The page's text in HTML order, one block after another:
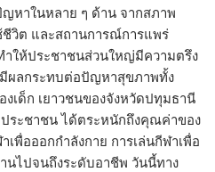
หาในหลาย ๆ ด้าน จากสภาพ
วิต และสถานการณ์การแพร่
ให้ประชาชนส่วนใหญ่มีความตรึง
ผลกระทบต่อปัญหาสุขภาพทั้ง
เด็ก เยาวชนของจังหวัดปทุมธานี
ประชาชน ได้ตระหนักถึงคุณค่าของ
เพื่อออกกำลังกาย การเล่นกีฬาเพื่อ
ไปจนถึงระดับอาชีพ วันนี้ทาง